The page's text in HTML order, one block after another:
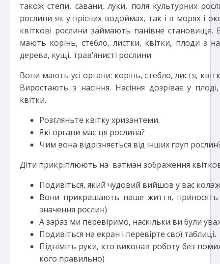
також степи, савани, луки, поля культурних
рослини як у прісних водоймах, так і в морях і
квіткові рослини займають панівне становище.
мають корінь, стебло, листки, квітки, плоди з
дерева, кущі, трав’янисті рослини.
Вони мають усі органи: корінь, стебло, листя,
Виростають з насіння. Насіння дозріває у
квітки.
Розгляньте квітку хризантеми.
Які органи має ця рослина?
Чим вона відрізняється від інших груп
Діти прикріплюють на ватман зображення
Подивіться, який чудовий вийшов у вас
Вони прикрашають наше життя, приносять
значення рослин)
А зараз ми перевіримо, наскільки ви були
Подивіться на екран і перевірте свої таблиці.
Підніміть руки, хто виконав роботу без
кого правильно)